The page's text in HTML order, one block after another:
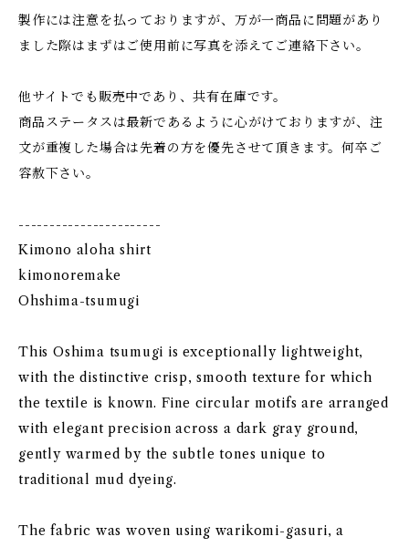
製作には注意を払っておりますが、万が一商品に問題があり
ました際はまずはご使用前に写真を添えてご連絡下さい。
他サイトでも販売中であり、共有在庫です。
商品ステータスは最新であるように心がけておりますが、注
文が重複した場合は先着の方を優先させて頂きます。何卒ご
容赦下さい。
-----------------------
Kimono aloha shirt
kimonoremake
Ohshima-tsumugi
This Oshima tsumugi is exceptionally lightweight,
with the distinctive crisp, smooth texture for which
the textile is known. Fine circular motifs are arranged
with elegant precision across a dark gray ground,
gently warmed by the subtle tones unique to
traditional mud dyeing.
The fabric was woven using warikomi-gasuri, a